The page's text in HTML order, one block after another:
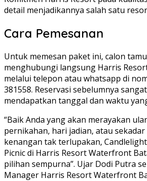
detail menjadikannya salah satu
Cara Pemesanan
Untuk memesan paket ini, calon
menghubungi langsung Harris
melalui telepon atau whatsapp di
381558. Reservasi sebelumnya
mendapatkan tanggal dan waktu
“Baik Anda yang akan merayakan
pernikahan, hari jadian, atau
kenangan tak terlupakan,
Picnic di Harris Resort Waterfront
pilihan sempurna”. Ujar Dodi Putra
Manager Harris Resort Waterfront